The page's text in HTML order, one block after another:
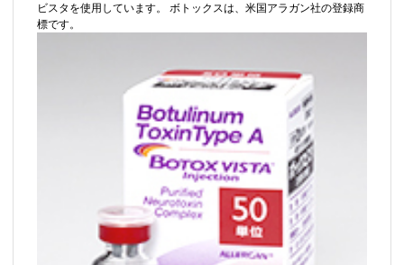
ビスタを使用しています。 ボトックスは、米国アラガン社の登録商
標です。